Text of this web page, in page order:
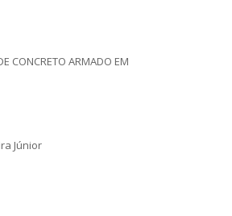
CONCRETO ARMADO EM
Júnior